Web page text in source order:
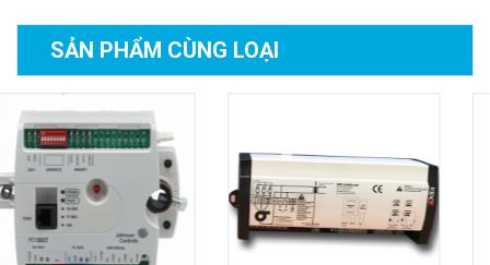
SẢN PHẨM CÙNG LOẠI